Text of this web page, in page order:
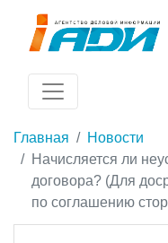
Главная
Новости
Начисляется ли
договора? (Для
по соглашению